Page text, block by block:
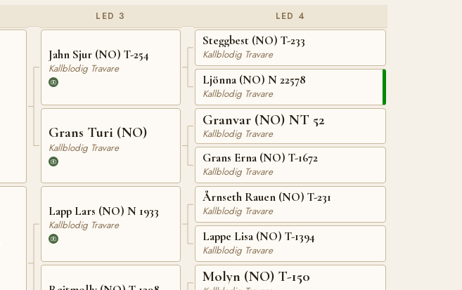
LED 3
Jahn Sjur (NO) T-254
Kallblodig Travare
Grans Turi (NO)
Kallblodig Travare
Lapp Lars (NO) N 1933
Kallblodig Travare
LED 4
Steggbest (NO) T-233
Kallblodig Travare
Ljönna (NO) N 22578
Kallblodig Travare
Granvar (NO) NT 52
Kallblodig Travare
Grans Erna (NO) T-1672
Kallblodig Travare
Årnseth Rauen (NO) T-231
Kallblodig Travare
Lappe Lisa (NO) T-1394
Kallblodig Travare
Molyn (NO) T-150